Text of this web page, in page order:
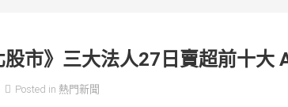
股市》三大法人27日賣超前十大
Posted in 熱門新聞